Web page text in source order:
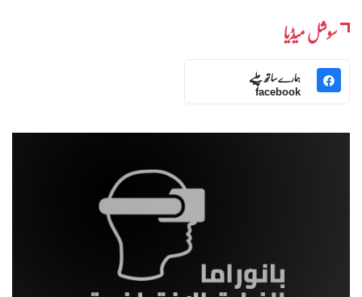
سوشل میڈیا
ہمارے ساتھ چلیے
facebook